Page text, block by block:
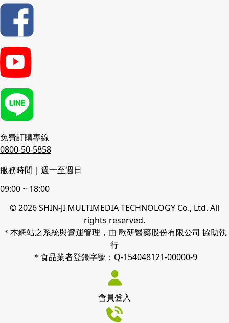
免費訂購專線
0800-50-5858
服務時間｜週一至週日
09:00 ~ 18:00
© 2026 SHIN-JI MULTIMEDIA TECHNOLOGY Co., Ltd. All
rights reserved.
＊本網站之系統與營運管理，由 歐研醫藥股份有限公司 協助執
行
＊食品業者登錄字號：Q-154048121-00000-9
會員登入